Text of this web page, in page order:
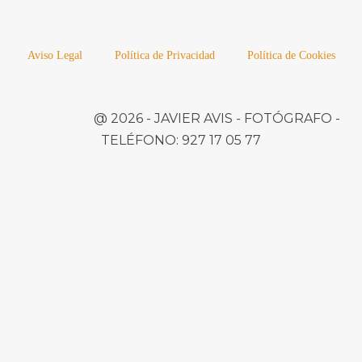
Aviso Legal Política de Privacidad Política de Cookies
@ 2026 -JAVIER AVIS - FOTÓGRAFO -
TELÉFONO: 927 17 05 77